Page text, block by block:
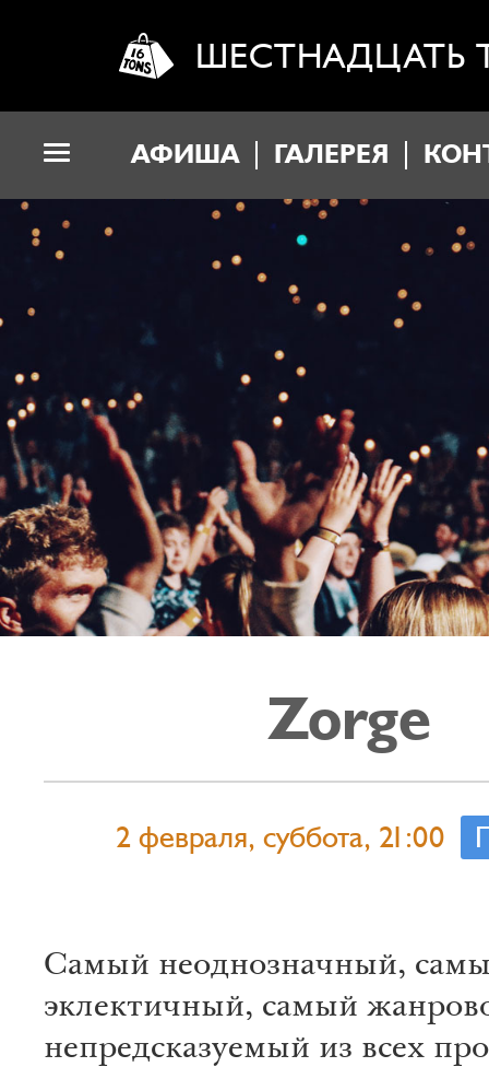
ШЕСТНАДЦАТЬ
АФИША ГАЛЕРЕЯ
Zorge
2 февраля, суббота, 21:00
Самый неоднозначный,
эклектичный, самый
непредсказуемый из всех